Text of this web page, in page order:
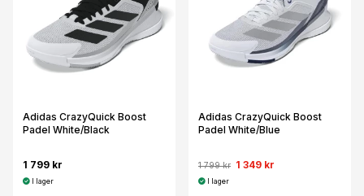
Adidas CrazyQuick Boost
Padel White/Black
1 799 kr
I lager
Adidas CrazyQuick Boost
Padel White/Blue
1 799 kr 1 349 kr
I lager